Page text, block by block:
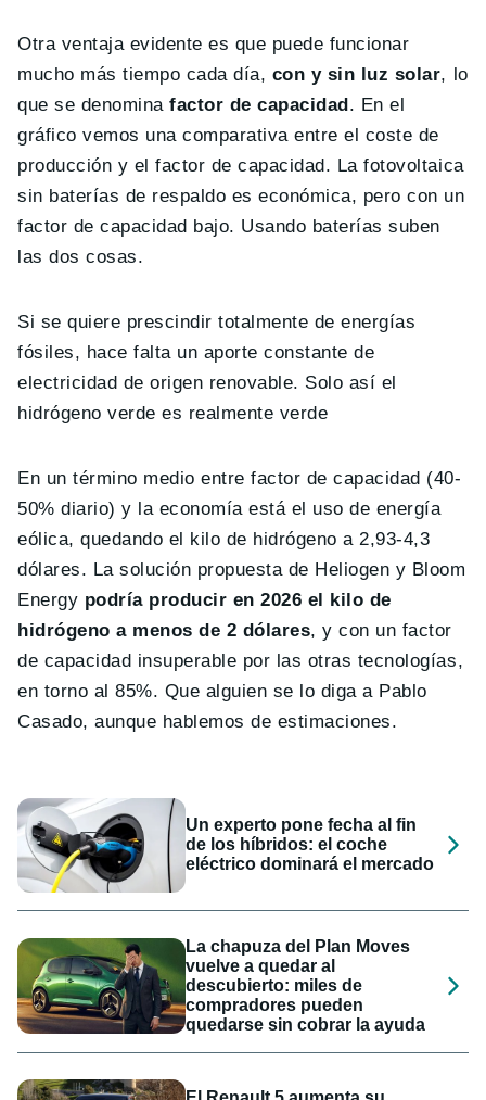
Otra ventaja evidente es que puede funcionar
mucho más tiempo cada día, con y sin luz solar, lo
que se denominafactor de capacidad. En el
gráfico vemos una comparativa entre el coste de
producción y el factor de capacidad. La fotovoltaica
sin baterías de respaldo es económica, pero con un
factor de capacidad bajo. Usando baterías suben
las dos cosas.
Si se quiere prescindir totalmente de energías
fósiles, hace falta un aporte constante de
electricidad de origen renovable. Solo así el
hidrógeno verde es realmente verde
En un término medio entre factor de capacidad (40-
50% diario) y la economía está el uso de energía
eólica, quedando el kilo de hidrógeno a 2,93-4,3
dólares. La solución propuesta de Heliogen y Bloom
Energy podría producir en 2026 el kilo de
hidrógeno a menos de 2 dólares, y con un factor
de capacidad insuperable por las otras tecnologías,
en torno al 85%. Que alguien se lo diga a Pablo
Casado, aunque hablemos de estimaciones.
Un experto pone fecha al fin
de los híbridos: el coche
eléctrico dominará el mercado
La chapuza del Plan Moves
vuelve a quedar al
descubierto: miles de
compradores pueden
quedarse sin cobrar la ayuda